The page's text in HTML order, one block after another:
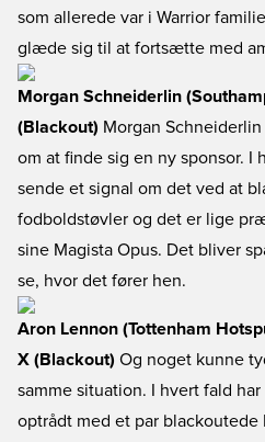
som allerede var i Warrior
glæde sig til at fortsætte med
Morgan Schneiderlin
(Blackout) Morgan
om at finde sig en ny sponsor. I
sende et signal om det ved at
fodboldstøvler og det er lige
sine Magista Opus. Det bliver
se, hvor det fører hen.
Aron Lennon (Tottenham
X (Blackout) Og noget kunne
samme situation. I hvert fald
optrådt med et par blackoutede